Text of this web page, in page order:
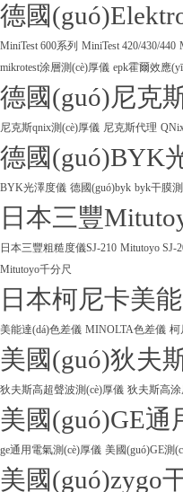
德國
MiniTest 600系列 MiniTest 420/430/440
mikrotest涂層測(cè)厚儀 epk霍爾效應
德國(guó)尼克
尼克斯qnix測(cè)厚儀 尼克斯代理
德國(guó)BYK
BYK光澤度儀 德國(guó)byk byk干膜
日本三豐
日本三豐粗糙度儀SJ-210 Mitutoyo SJ-
Mitutoyo千分尺
日本柯尼卡美
美能達(dá)色差儀 MINOLTA色差儀 柯
美國(guó)狄夫
狄夫斯高超聲波測(cè)厚儀 狄夫斯高
美國(guó)GE通
ge通用電氣測(cè)厚儀 美國(guó)GE測
美國(guó)zygo